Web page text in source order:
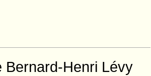
Bernard-Henri Lévy